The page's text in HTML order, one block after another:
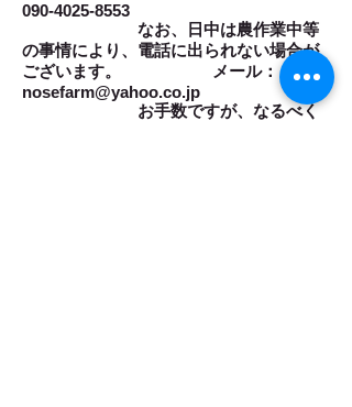
090-4025-8553
なお、日中は農作業中等
の事情により、電話に出られない場合が
ございます。 メール：
nosefarm@yahoo.co.jp
お手数ですが、なるべく